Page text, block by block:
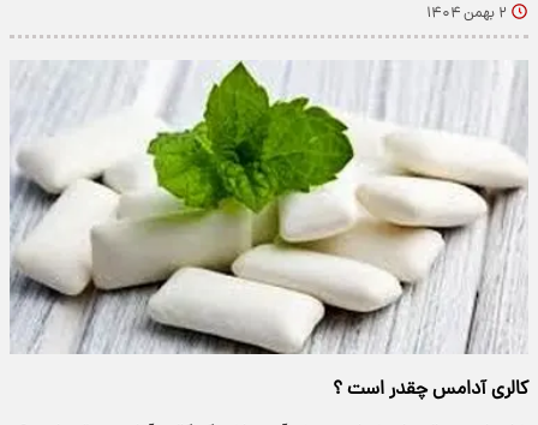
۲ بهمن ۱۴۰۴
کالری آدامس چقدر است ؟